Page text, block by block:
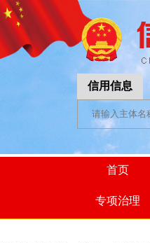
信用信息
首页
专项治理